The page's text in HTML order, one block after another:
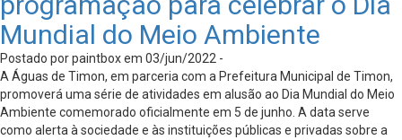
Mundial do Meio Ambiente
Postado por paintbox em 03/jun/2022 -
A Águas de Timon, em parceria com a Prefeitura Municipal de Timon,
promoverá uma série de atividades em alusão ao Dia Mundial do Meio
Ambiente comemorado oficialmente em 5 de junho. A data serve
como alerta à sociedade e às instituições públicas e privadas sobre a